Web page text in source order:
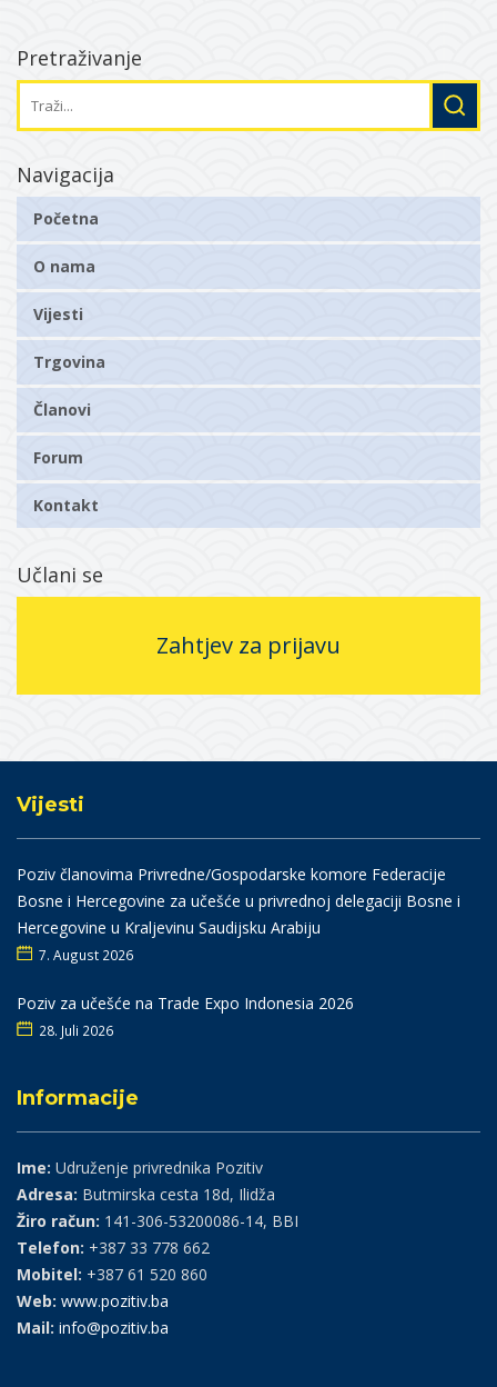
Pretraživanje
Navigacija
Početna
O nama
Vijesti
Trgovina
Članovi
Forum
Kontakt
Učlani se
Zahtjev za prijavu
Vijesti
Poziv članovima Privredne/Gospodarske komore Federacije
Bosne i Hercegovine za učešće u privrednoj delegaciji Bosne i
Hercegovine u Kraljevinu Saudijsku Arabiju
7. August 2026
Poziv za učešće na Trade Expo Indonesia 2026
28. Juli 2026
Informacije
Ime: Udruženje privrednika Pozitiv
Adresa: Butmirska cesta 18d, Ilidža
Žiro račun: 141-306-53200086-14, BBI
Telefon: +387 33 778 662
Mobitel: +387 61 520 860
Web: www.pozitiv.ba
Mail: info@pozitiv.ba